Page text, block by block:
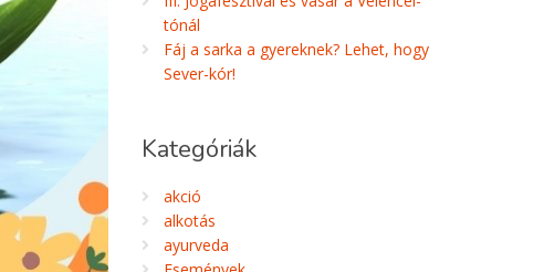
tónál
Fáj a sarka a gyereknek? Lehet, hogy
Sever-kór!
Kategóriák
akció
alkotás
ayurveda